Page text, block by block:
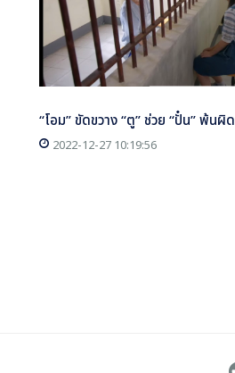
“โอม” ขัดขวาง “ตู” ช่วย “ปั๋น” พ้นผิด
2022-12-27 10:19:56